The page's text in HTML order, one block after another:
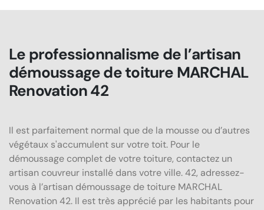
Le professionnalisme de l’artisan
démoussage de toiture MARCHAL
Renovation 42
Il est parfaitement normal que de la mousse ou d’autres
végétaux s'accumulent sur votre toit. Pour le
démoussage complet de votre toiture, contactez un
artisan couvreur installé dans votre ville. 42, adressez-
vous à l’artisan démoussage de toiture MARCHAL
Renovation 42. Il est très apprécié par les habitants pour